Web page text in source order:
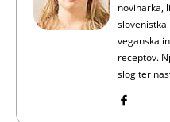
novinarka,
slovenistka
veganska
receptov.
slog ter